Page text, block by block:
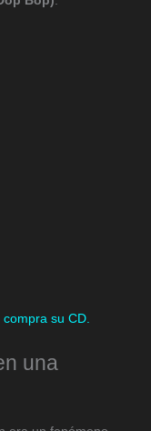
su CD.
una